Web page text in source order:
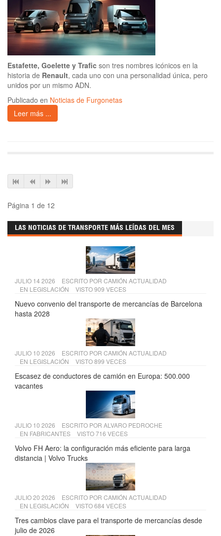
Estafette, Goelette y Trafic son tres nombres icónicos en la
historia de Renault, cada uno con una personalidad única, pero
unidos por un mismo ADN.
Publicado en Noticias de Furgonetas
Leer más ...
Página 1 de 12
LAS NOTICIAS DE TRANSPORTE MÁS LEÍDAS DEL MES
JULIO 14 2026 ESCRITO POR CAMIÓN ACTUALIDAD
EN LEGISLACIÓN VISTO 909 VECES
Nuevo convenio del transporte de mercancías de Barcelona
hasta 2028
JULIO 10 2026 ESCRITO POR CAMIÓN ACTUALIDAD
EN LEGISLACIÓN VISTO 899 VECES
Escasez de conductores de camión en Europa: 500.000
vacantes
JULIO 10 2026 ESCRITO POR ALVARO PEDROCHE
EN FABRICANTES VISTO 716 VECES
Volvo FH Aero: la configuración más eficiente para larga
distancia | Volvo Trucks
JULIO 20 2026 ESCRITO POR CAMIÓN ACTUALIDAD
EN LEGISLACIÓN VISTO 684 VECES
Tres cambios clave para el transporte de mercancías desde
julio de 2026